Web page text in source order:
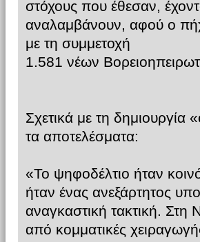
στόχους που έθεσαν,
αναλαμβάνουν, αφού ο
με τη συμμετοχή
1.581 νέων
Σχετικά με τη δημιουργία
τα αποτελέσματα:
«Το ψηφοδέλτιο ήταν
ήταν ένας ανεξάρτητος
αναγκαστική τακτική.
από κομματικές